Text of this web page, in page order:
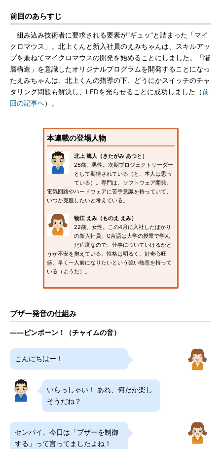
前回のあらすじ
組み込み技術者に要求される要素が“ギュッ”と詰まった「マイ
クロマウス」。北上くんと新入社員のえみちゃんは、スキルアッ
プを兼ねてマイクロマウスの開発を始めることにしました。「階
層構造」を意識したオリジナルプログラムを開発することになっ
たえみちゃんは、北上くんの指導の下、どうにかスイッチのチャ
タリング問題も解決し、LEDを光らせることに成功しました（前
回の記事へ）。
本連載の登場人物
北上 篤人（きたがみ あつと）
26歳、男性。次期プロジェクトリーダー
として期待されている（と、本人は思っ
ている）。専門は、ソフトウェア開発。
電気回路やハードウェアに苦手意識を持っていて、
いつか克服したいと考えている。
物江 えみ（ものえ えみ）
22歳、女性。この4月に入社したばかり
の新入社員。C言語は大学の授業で学ん
だ程度なので、仕事についていけるかど
うか不安を抱えている。性格は明るく、好奇心旺
盛。早く一人前になりたいという強い熱意を持って
いる（ようだ）。
ブザー発音の仕組み
――ピンポーン！（チャイムの音）
こんにちはー！
いらっしゃい！ あれ、何だか楽し
そうだね？
センパイ、今日は「ブザーを制御
する」って言ってましたよね！